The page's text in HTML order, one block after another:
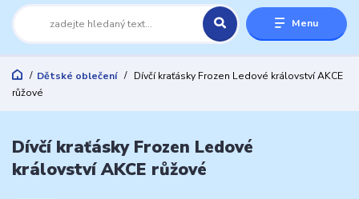
Menu
Dětské oblečení
Dívčí kraťásky Frozen Ledové království AKCE
růžové
Dívčí kraťásky Frozen Ledové
království AKCE růžové